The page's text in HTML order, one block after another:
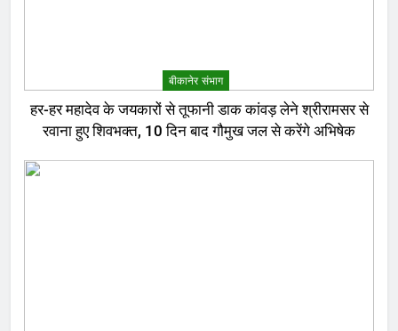
बीकानेर संभाग
हर-हर महादेव के जयकारों से तूफानी डाक कांवड़ लेने श्रीरामसर से
रवाना हुए शिवभक्त, 10 दिन बाद गौमुख जल से करेंगे अभिषेक